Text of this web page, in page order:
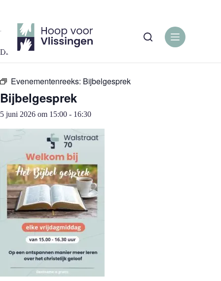
inhoud
« Alle Evenementen
Dit evenement is voorbij.
Evenementenreeks: Bijbelgesprek
Bijbelgesprek
5 juni 2026 om 15:00 - 16:30